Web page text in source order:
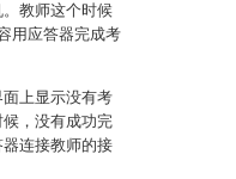
教师这个时候
用应答器完成考
上显示没有考
，没有成功完
连接教师的接